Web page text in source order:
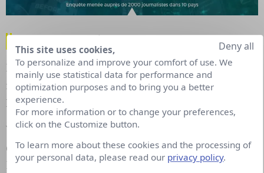
3. Des listes à puces et des tuto
Nous savons que l’intégration de puces ou de listes
numérotées dans un article contribue à maintenir
l’intérêt des lecteurs.
Vous pouvez résumer votre contenu à ces puces ou
décomposer vos listes en des termes simplifiés !
L’infographie est un excellent moyen de présenter
This site uses cookies,
To personalize and improve your comfort of use. We
mainly use statistical data for performance and
optimization purposes and to bring you a better
experience.
For more information or to change your preferences,
click on the Customize button.
To learn more about these cookies and the processing of
your personal data, please read our privacy policy.
Deny all